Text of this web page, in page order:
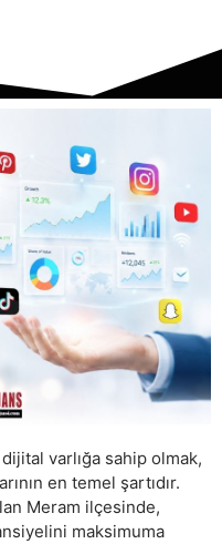
varlığa sahip olmak,
en temel şartıdır.
Meram ilçesinde,
maksimuma